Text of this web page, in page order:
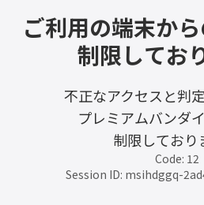
ご利用の端末か
制限してお
不正なアクセスと判
プレミアムバンダ
制限しており
Code: 12
Session ID: msihdggq-